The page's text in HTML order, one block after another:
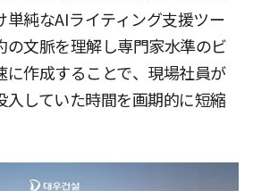
単純なAIライティング支援ツー
の文脈を理解し専門家水準のビ
に作成することで、現場社員が
入していた時間を画期的に短縮